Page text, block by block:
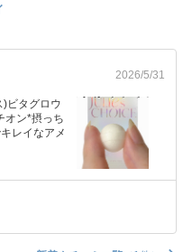
2026/5/31
)ビタグロウ
オン*摂っち
レイなアメ